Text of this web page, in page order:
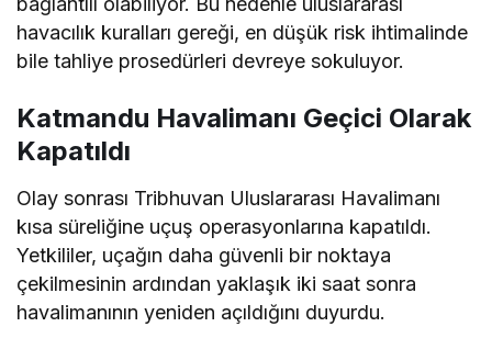
havacılık kuralları gereği, en düşük risk ihtimalinde
bile tahliye prosedürleri devreye sokuluyor.
Katmandu Havalimanı Geçici Olarak
Kapatıldı
Olay sonrası Tribhuvan Uluslararası Havalimanı
kısa süreliğine uçuş operasyonlarına kapatıldı.
Yetkililer, uçağın daha güvenli bir noktaya
çekilmesinin ardından yaklaşık iki saat sonra
havalimanının yeniden açıldığını duyurdu.